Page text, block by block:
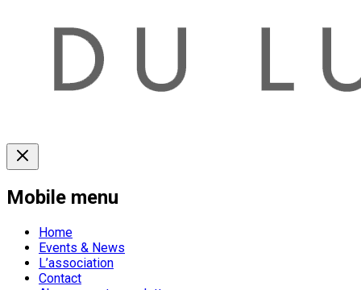
Mobile menu
Home
Events & News
L’association
Contact